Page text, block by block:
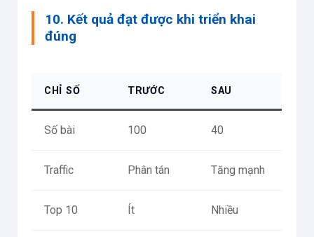
10. Kết quả đạt được khi triển khai
đúng
CHỈ SỐ TRƯỚC SAU
Số bài 100 40
Traffic Phân tán Tăng mạnh
Top 10 Ít Nhiều